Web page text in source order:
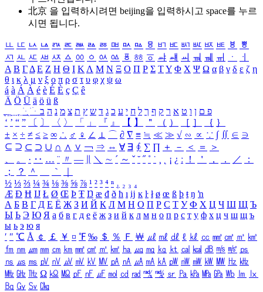
北京 을 입력하시려면 beijing을 입력하시고 space를 누르
시면 됩니다.
ㅥ ㅦ ㅧ ㅨ ㅩ ㅪ ㅫ ㅬ ㅭ ㅮ ㅯ ㅰ ㅱ ㅲ ㅳ ㅴ ㅵ ㅶ ㅷ ㅸ
ㅹ
ㅺ ㅻ ㅼ ㅽ ㅾ ㅿ ㆀ ㆁ ㆂ ㆃ ㆄ ㆅ ㆆ ㆇ ㆈ ㆉ ㆊ ㆋ ㆌ ㆍ
ㆎ
Α Β ΓΔ Ε Ζ Η Θ Ι ΚΛ Μ Ν Ξ Ο Π Ρ Σ ΤΥ Φ Χ Ψ Ω α β γ δ ε ζ η
θ ι κ λ μ ν ξ ο π ρ σ τ υ φ χ ψ ω
á à Á À é è É È ç Ç ê
Ä Ö Ü ä ö ü ß
ִֶֹ ֻּ ׁׂ פ ם ן ו ט א ר ק ף ך ל ח י ע כ ג ד ש ץ ת צ מ נ ה ב
‘ ’ “ ” 〔 〕 〈 〉 「 」 『 』 【 】 ＂ （ ） ［ ］ ｛ ｝
± × ÷ ≠ ≤ ≥ ∞ ∴ ♂ ♀ ∠ ⊥ ⌒ ∂ ∇ ≡ ≒ ≪ ≫ √ ∽ ∝ ∵ ∫ ∬ ∈ ∋
⊆ ⊇ ⊂ ⊃ ∪ ∩ ∧ ∨ ￢ ⇒ ⇔ ∀ ∃ ∮ ∑ ∏ ＋ － ＜ ＝
＞
、
。 · ‥ … ¨ 〃 ― ＼ ∼ ´ ～ ˇ ˘ ˝ ˚ ˙ ¸ ¡ ¿ ː ！ ＇ ， ． ／
：
；
？ ＾ ｀
½ ⅓ ⅔ ¼ ¾ ⅛ ⅜ ⅝ ⅞ ¹ ² ³ ⁴ ⁿ ₁ ₂ ₃ ₄
Æ Ð Ħ Ĳ Ł Ø Œ Þ Ŧ Ŋ æ đ ð ħ ı ĳ ĸ ŀ ł ø œ ß þ ŧ ŋ ŉ
А Б В Г Д Е Ё Ж З И Й К Л М Н О П Р С Т У Ф Х Ц Ч Ш Щ Ъ
Ы Ь Э Ю Я а б в г д е ё ж з и й к л м н о п р с т у ф х ц ч ш щ ъ
ы ь э ю я
′ ″ ℃ Å ￠ ￡ ￥ ¤ ℉ ‰ ＄ ％ Ｆ ￦ ㎕ ㎖ ㎗ ℓ ㎘ ㏄ ㎣ ㎤ ㎥ ㎦
㎙ ㎚ ㎛ ㎜ ㎝ ㎞ ㎟ ㎠ ㎡ ㎢ ㏊ ㎍ ㎎ ㎏ ㏏ ㎈ ㎉ ㏈ ㎧ ㎨ ㎰
㎱ ㎲ ㎳ ㎴ ㎵ ㎶ ㎷ ㎸ ㎹ ㎀ ㎁ ㎂ ㎃ ㎄ ㎺ ㎻ ㎽ ㎾ ㎿ ㎐ ㎑
㎒ ㎓ ㎔ Ω ㏀ ㏁ ㎊ ㎋ ㎌ ㏖ ㏅ ㎭ ㎮ ㎯ ㏛ ㎩ ㎪ ㎫ ㎬ ㏝ ㏐
㏓
㏃ ㏉ ㏜ ㏆